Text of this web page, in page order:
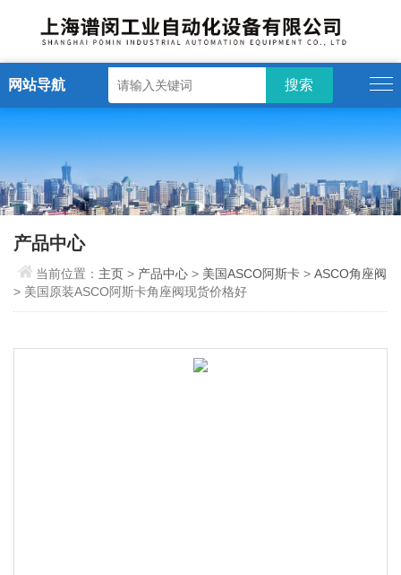
网站导航
产品中心
当前位置： 主页> 产品中心 > 美国ASCO阿斯卡 >ASCO角座阀
> 美国原装ASCO阿斯卡角座阀现货价格好